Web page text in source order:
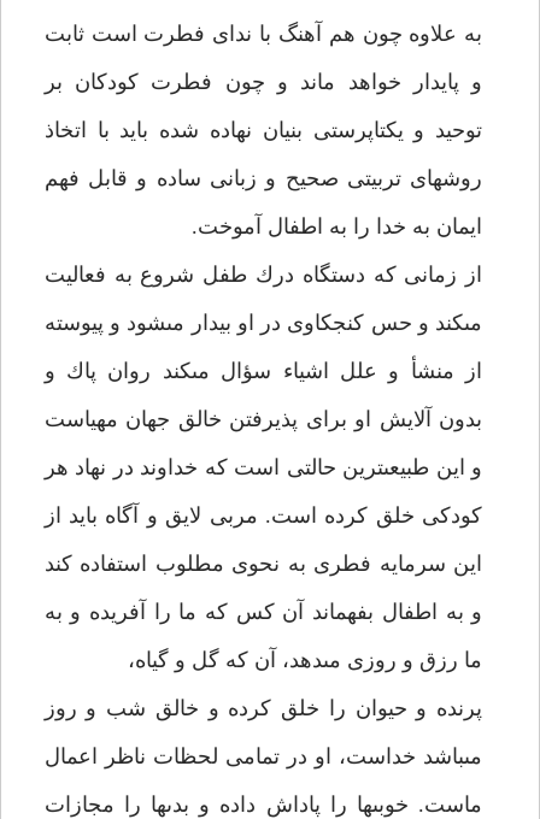
به علاوه چون هم آهنگ با نداى فطرت است ثابت
و پايدار خواهد ماند و چون فطرت كودكان بر
توحيد و يكتاپرستى بنيان نهاده شده بايد با اتخاذ
روش‏هاى تربيتى صحيح و زبانى ساده و قابل فهم
ايمان به خدا را به اطفال آموخت.
از زمانى كه دستگاه درك طفل شروع به فعاليت
مى‏كند و حس كنجكاوى در او بيدار مى‏شود و پيوسته
از منشأ و علل اشياء سؤال مى‏كند روان پاك و
بدون آلايش او براى پذيرفتن خالق جهان مهياست
و اين طبيعى‏ترين حالتى است كه خداوند در نهاد هر
كودكى خلق كرده است. مربى لايق و آگاه بايد از
اين سرمايه فطرى به نحوى مطلوب استفاده كند
و به اطفال بفهماند آن كس كه ما را آفريده و به
ما رزق و روزى مى‏دهد، آن كه گل و گياه،
پرنده و حيوان را خلق كرده و خالق شب و روز
مى‏باشد خداست، او در تمامى لحظات ناظر اعمال
ماست. خوبى‏ها را پاداش داده و بدى‏ها را مجازات